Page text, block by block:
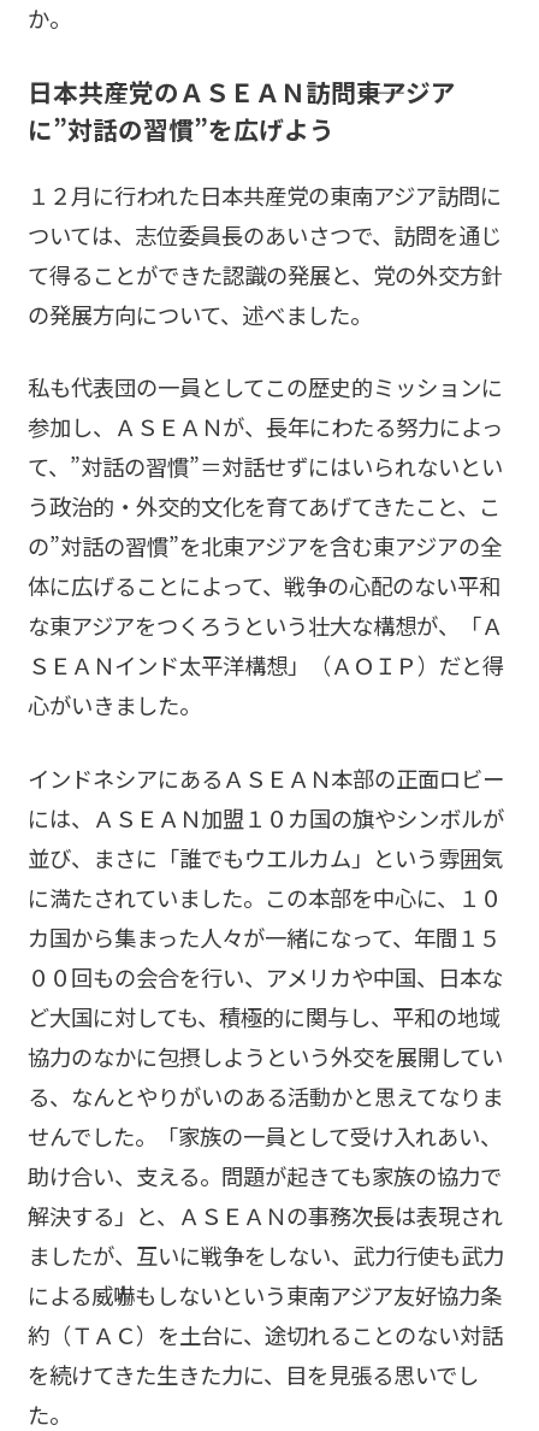
か。
日本共産党のＡＳＥＡＮ訪問――東アジア
に”対話の習慣”を広げよう
１２月に行われた日本共産党の東南アジア訪問に
ついては、志位委員長のあいさつで、訪問を通じ
て得ることができた認識の発展と、党の外交方針
の発展方向について、述べました。
私も代表団の一員としてこの歴史的ミッションに
参加し、ＡＳＥＡＮが、長年にわたる努力によっ
て、”対話の習慣”＝対話せずにはいられないとい
う政治的・外交的文化を育てあげてきたこと、こ
の”対話の習慣”を北東アジアを含む東アジアの全
体に広げることによって、戦争の心配のない平和
な東アジアをつくろうという壮大な構想が、「Ａ
ＳＥＡＮインド太平洋構想」（ＡＯＩＰ）だと得
心がいきました。
インドネシアにあるＡＳＥＡＮ本部の正面ロビー
には、ＡＳＥＡＮ加盟１０カ国の旗やシンボルが
並び、まさに「誰でもウエルカム」という雰囲気
に満たされていました。この本部を中心に、１０
カ国から集まった人々が一緒になって、年間１５
００回もの会合を行い、アメリカや中国、日本な
ど大国に対しても、積極的に関与し、平和の地域
協力のなかに包摂しようという外交を展開してい
る、なんとやりがいのある活動かと思えてなりま
せんでした。「家族の一員として受け入れあい、
助け合い、支える。問題が起きても家族の協力で
解決する」と、ＡＳＥＡＮの事務次長は表現され
ましたが、互いに戦争をしない、武力行使も武力
による威嚇もしないという東南アジア友好協力条
約（ＴＡＣ）を土台に、途切れることのない対話
を続けてきた生きた力に、目を見張る思いでし
た。